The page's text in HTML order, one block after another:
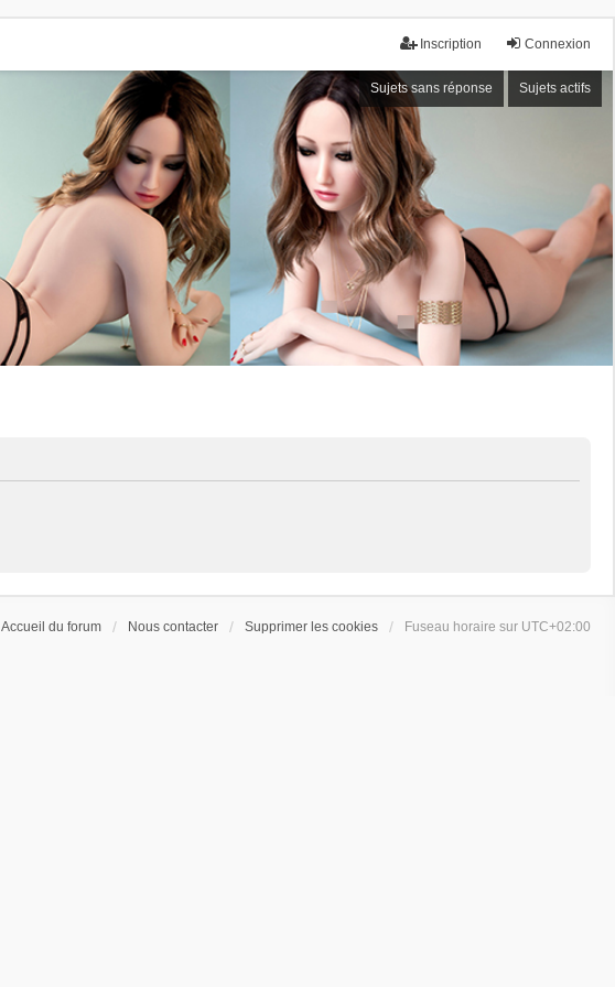
Connexion
Inscription
Sujets sans réponse Sujets actifs
Accueil du forum Nous contacter Supprimer les cookies Fuseau horaire sur UTC+02:00